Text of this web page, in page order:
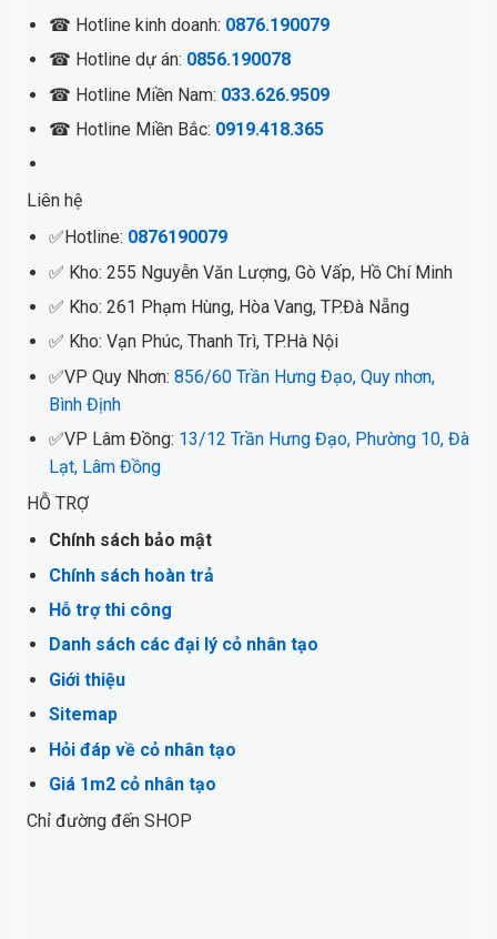
☎ Hotline kinh doanh: 0876.190079
☎ Hotline dự án: 0856.190078
☎ Hotline Miền Nam: 033.626.9509
☎ Hotline Miền Bắc: 0919.418.365
Liên hệ
✅Hotline: 0876190079
✅ Kho: 255 Nguyễn Văn Lượng, Gò Vấp, Hồ Chí Minh
✅ Kho: 261 Phạm Hùng, Hòa Vang, TP.Đà Nẵng
✅ Kho: Vạn Phúc, Thanh Trì, TP.Hà Nội
✅VP Quy Nhơn: 856/60 Trần Hưng Đạo, Quy nhơn,
Bình Định
✅VP Lâm Đồng: 13/12 Trần Hưng Đạo, Phường 10, Đà
Lạt, Lâm Đồng
HỖ TRỢ
Chính sách bảo mật
Chính sách hoàn trả
Hỗ trợ thi công
Danh sách các đại lý cỏ nhân tạo
Giới thiệu
Sitemap
Hỏi đáp về cỏ nhân tạo
Giá 1m2 cỏ nhân tạo
Chỉ đường đến SHOP